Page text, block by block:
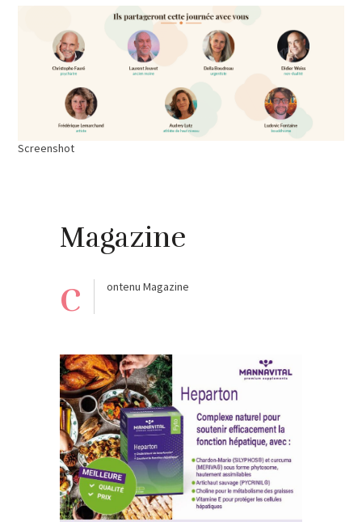
Screenshot
Magazine
c ontenu Magazine